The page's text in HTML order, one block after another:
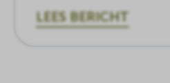
LEES BERICHT